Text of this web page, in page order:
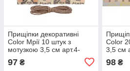
Прищіпки декоративні
Color Мрії 10 штук з
мотузкою 3,5 см арт.4-
97 ₴
Color
3,5 см
98₴